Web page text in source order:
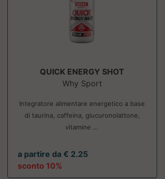
QUICK ENERGY SHOT
Why Sport
Integratore alimentare energetico a base
di taurina, caffeina, glucuronolattone,
vitamine ...
a partire da € 2.25
sconto 10%